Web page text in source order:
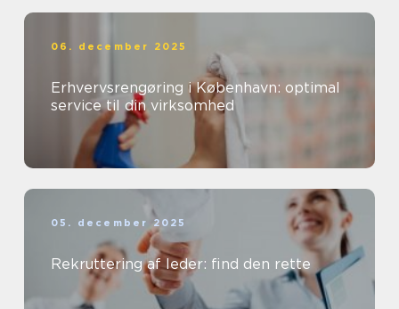
06. december 2025
Erhvervsrengøring i København: optimal
service til din virksomhed
05. december 2025
Rekruttering af leder: find den rette